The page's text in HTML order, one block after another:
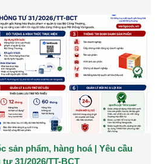
sản phẩm, hàng hoá | Yêu cầu
31/2026/TT-BCT